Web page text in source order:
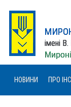
імені
НОВИНИ ПРО